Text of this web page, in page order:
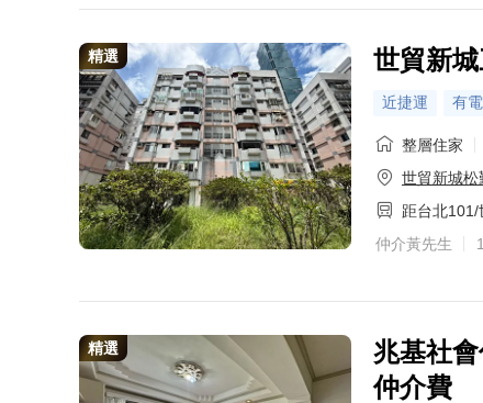
精選 世貿新
近捷運 有
整層住家
世貿新城松
距台北101/
仲介黃先生
精選
兆基社
仲介費